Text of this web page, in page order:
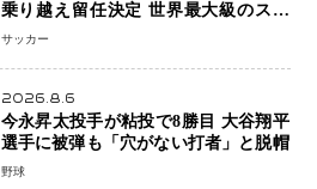
乗り越え留任決定 世界最大級のスポ
ーツ組織を支える「権威」は揺るがず
サッカー
2026.8.6
今永昇太投手が粘投で8勝目 大谷翔平
選手に被弾も「穴がない打者」と脱帽
野球